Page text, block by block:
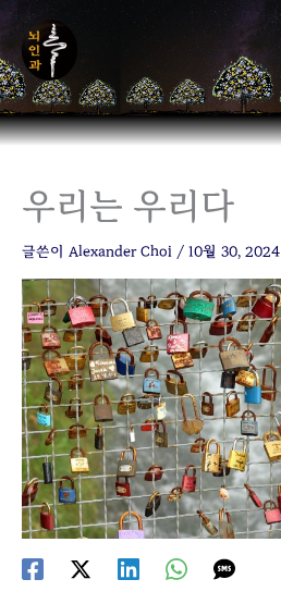
텐
츠
로
건
너
우리는 우리다
글쓴이 Alexander Choi / 10월 30, 2024